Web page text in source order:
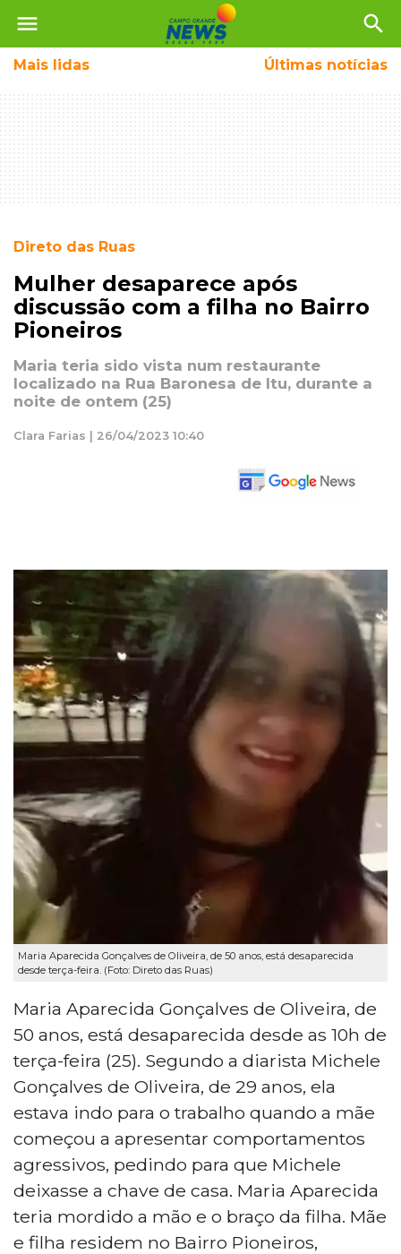
menu search
Mais lidas Últimas notícias
Direto das Ruas
Mulher desaparece após
discussão com a filha no Bairro
Pioneiros
Maria teria sido vista num restaurante
localizado na Rua Baronesa de Itu, durante a
noite de ontem (25)
Clara Farias | 26/04/2023 10:40
Maria Aparecida Gonçalves de Oliveira, de 50 anos, está desaparecida
desde terça-feira. (Foto: Direto das Ruas)
Maria Aparecida Gonçalves de Oliveira, de
50 anos, está desaparecida desde as 10h de
terça-feira (25). Segundo a diarista Michele
Gonçalves de Oliveira, de 29 anos, ela
estava indo para o trabalho quando a mãe
começou a apresentar comportamentos
agressivos, pedindo para que Michele
deixasse a chave de casa. Maria Aparecida
teria mordido a mão e o braço da filha. Mãe
e filha residem no Bairro Pioneiros,